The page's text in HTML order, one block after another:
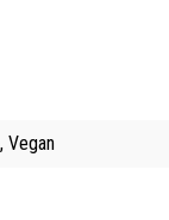
Vegan